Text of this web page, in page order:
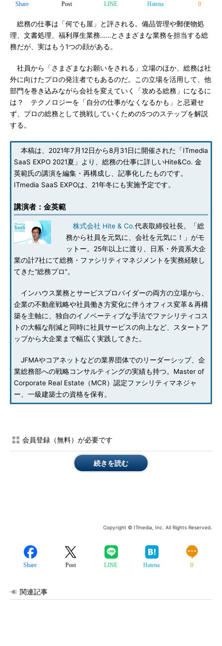
Share Post LINE Hatena 0
総務の仕事は「何でも屋」と評される。備品管理や郵便物処
理、文書処理、福利厚生業務……とさまざまな業務を担当する総
務だが、実はもう1つの顔がある。
社員から「さまざまなお願いをされる」立場のほか、総務は社
外に向けたプロの発注者でもあるのだ。この立場を活用して、他
部門を巻き込みながら会社を変えていく「攻める総務」になるに
は？ テクノロジーを「自分の仕事がなくなるかも」と忌避せ
ず、プロの総務として挑戦していくための5つのステップを解説
する。
本稿は、2021年7月12日から8月31日に開催された「ITmedia
SaaS EXPO 2021夏」より、総務の仕事に詳しいHite&Co. 金
英範氏の講演を編集・再構成し、記事化したものです。
ITmedia SaaS EXPOは、21年冬にも実施予定です。
講演者：金英範
株式会社 Hite & Co.代表取締役社長。「総
務から社員を元気に、会社を元気に！」がモ
ットー。25年以上に渡り、日系・外資系大企
業の計7社にて総務・ファシリティマネジメントを実務経験し
てきた“総務プロ”。
インハウス業務とサービスプロバイダーの両方の立場から、
企業の不動産戦略や社員働き方変化に伴うオフィス変革＆再構
築を主軸に、独自のイノベーティブな手法でファシリティコス
トの大幅な削減と同時に社員サービスの向上など、スタートア
ップから大企業まで幅広く実践してきた。
JFMAやコアネットなどの業界団体でのリーダーシップ、企
業総務部への戦略コンサルティングの実績も持つ。Master of
Corporate Real Estate（MCR）認定ファシリティマネジャ
ー、一級建築士の資格を保有。
会員登録（無料）が必要です
続きを読む
Copyright © ITmedia, Inc. All Rights Reserved.
Share Post LINE Hatena 0
関連記事